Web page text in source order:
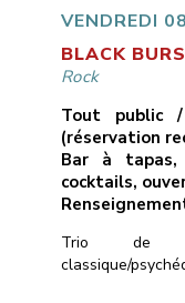
Guillaume
VENDREDI
BLACK
Rock
Tout public
(réservation
Bar à
cocktails,
Trio de
classique/
influences